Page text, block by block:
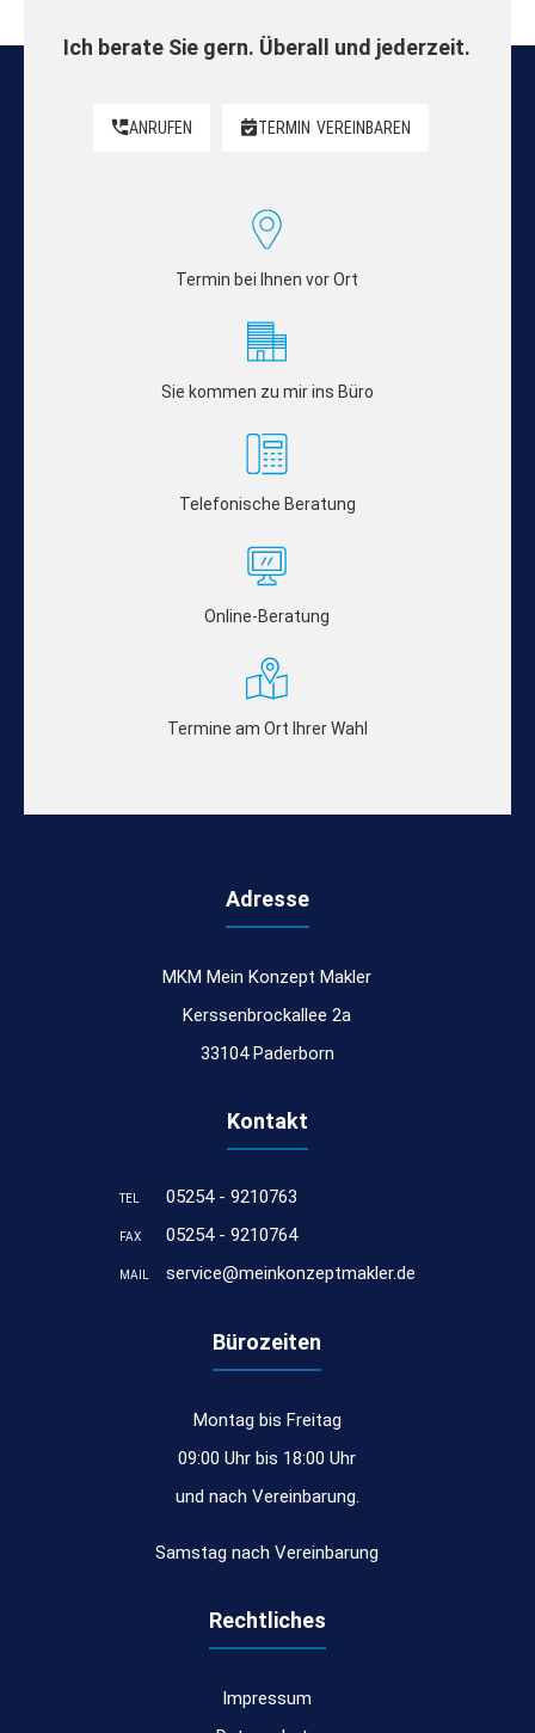
Ich berate Sie gern. Überall und jederzeit.
ANRUFEN TERMIN VEREINBAREN
Termin bei Ihnen vor Ort
Sie kommen zu mir ins Büro
Telefonische Beratung
Online-Beratung
Termine am Ort Ihrer Wahl
Adresse
MKM Mein Konzept Makler
Kerssenbrockallee 2a
33104 Paderborn
Kontakt
TEL 05254 - 9210763
FAX 05254 - 9210764
MAIL service@meinkonzeptmakler.de
Bürozeiten
Montag bis Freitag
09:00 Uhr bis 18:00 Uhr
und nach Vereinbarung.
Samstag nach Vereinbarung
Rechtliches
Impressum